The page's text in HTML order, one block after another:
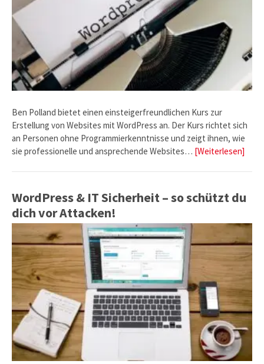
Ben Polland bietet einen einsteigerfreundlichen Kurs zur
Erstellung von Websites mit WordPress an. Der Kurs richtet sich
an Personen ohne Programmierkenntnisse und zeigt ihnen, wie
sie professionelle und ansprechende Websites… [Weiterlesen]
WordPress & IT Sicherheit – so schützt du
dich vor Attacken!